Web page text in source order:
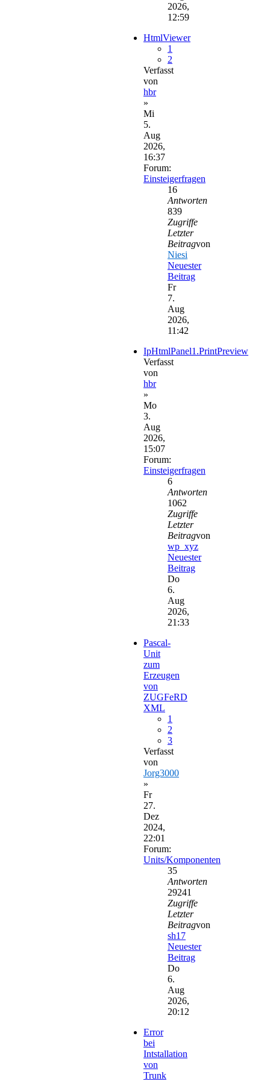
2026,
12:59
HtmlViewer
1
2
Verfasst
von
hbr
»
Mi
5.
Aug
2026,
16:37
Forum:
Einsteigerfragen
16
Antworten
839
Zugriffe
Letzter
Beitragvon
Niesi
Neuester
Beitrag
Fr
7.
Aug
2026,
11:42
IpHtmlPanel1.PrintPreview
Verfasst
von
hbr
»
Mo
3.
Aug
2026,
15:07
Forum:
Einsteigerfragen
6
Antworten
1062
Zugriffe
Letzter
Beitragvon
wp_xyz
Neuester
Beitrag
Do
6.
Aug
2026,
21:33
Pascal-
Unit
zum
Erzeugen
von
ZUGFeRD
XML
1
2
3
Verfasst
von
Jorg3000
»
Fr
27.
Dez
2024,
22:01
Forum:
Units/Komponenten
35
Antworten
29241
Zugriffe
Letzter
Beitragvon
sh17
Neuester
Beitrag
Do
6.
Aug
2026,
20:12
Error
bei
Intstallation
von
Trunk